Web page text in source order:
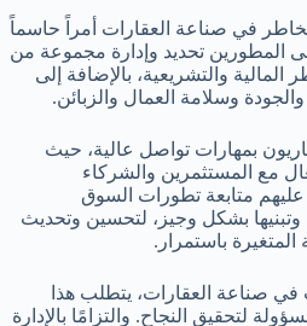
في صناعة العقارات أمراً حاسماً
المطورين تحديد وإدارة مجموعة من
المالية والتشريعية، بالإضافة إلى
والجودة وسلامة العمال والزبائن.
بمهارات تواصل عالية، حيث
مع المستثمرين والشركاء
متابعة تطورات السوق
وتبنيها بشكل وجيز، لتحسين وتحديث
باستمرار.
في صناعة العقارات، يتطلب هذا
لتحقيق النجاح. والتزامًا بالإدارة